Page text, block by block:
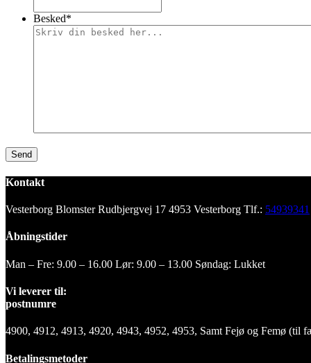
Besked*
Kontakt
Vesterborg Blomster Rudbjergvej 17 4953 Vesterborg Tlf.: 54939341
Åbningstider
Man – Fre: 9.00 – 16.00 Lør: 9.00 – 13.00 Søndag: Lukket
Vi leverer til:
postnumre
4900, 4912, 4913, 4920, 4943, 4952, 4953, Samt Fejø og Femø (til
Betalingsmetoder